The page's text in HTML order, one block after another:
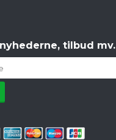
tilbud mv.